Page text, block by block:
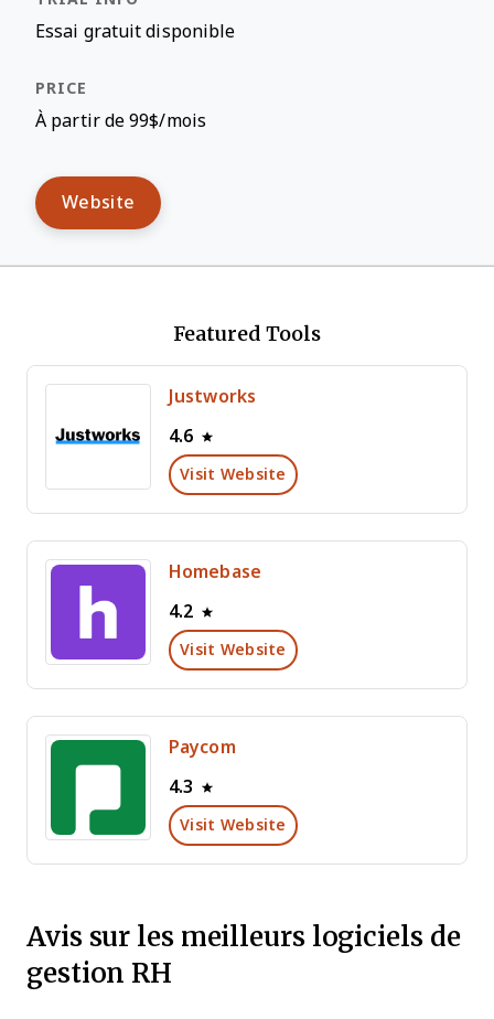
Essai gratuit disponible
À partir de 99$/mois
Website
Featured Tools
Justworks
4.6
Visit Website
Homebase
4.2
Visit Website
Paycom
4.3
Visit Website
Avis sur les meilleurs logiciels de
gestion RH